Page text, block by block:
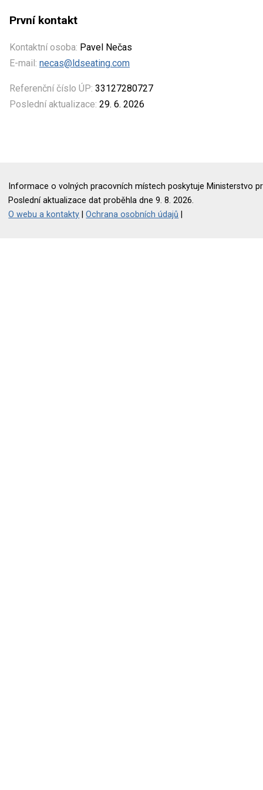
První kontakt
Kontaktní osoba: Pavel Nečas
E-mail: necas@ldseating.com
Referenční číslo ÚP: 33127280727
Poslední aktualizace: 29. 6. 2026
Informace o volných pracovních místech poskytuje Ministerstvo
Poslední aktualizace dat proběhla dne 9. 8. 2026.
O webu a kontakty |Ochrana osobních údajů